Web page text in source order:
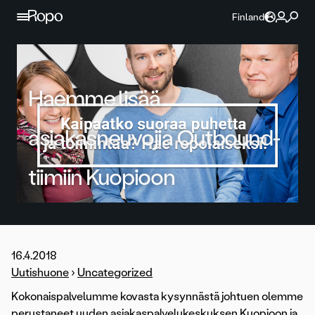
Jatka sisältöön
Finland
Haemme lisää
asiakasneuvojia Outbound-
tiimiin Kuopioon
16.4.2018
Uutishuone › Uncategorized
Kokonaispalvelumme kovasta kysynnästä johtuen olemme